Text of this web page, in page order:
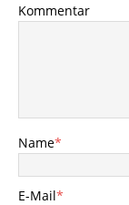
Kommentar
Name*
E-Mail*